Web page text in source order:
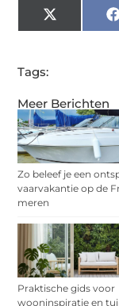
Meer Berichten
Zo beleef je een
vaarvakantie op de
meren
Praktische gids voor
wooninspiratie en
X
(Twitter)
Tags: